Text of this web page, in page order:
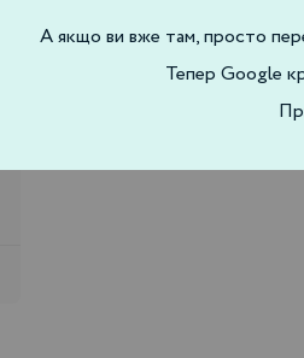
А якщо ви вже там, просто
Тепер Google